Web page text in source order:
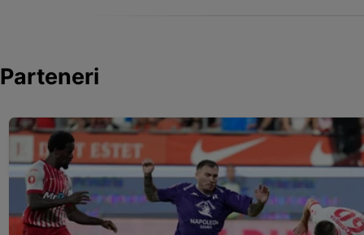
Parteneri